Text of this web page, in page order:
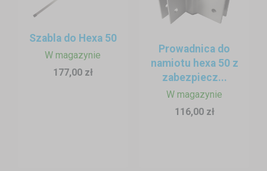
Szabla do Hexa 50
W magazynie
177,00 zł
Prowadnica do
namiotu hexa 50 z
zabezpiecz...
W magazynie
116,00 zł